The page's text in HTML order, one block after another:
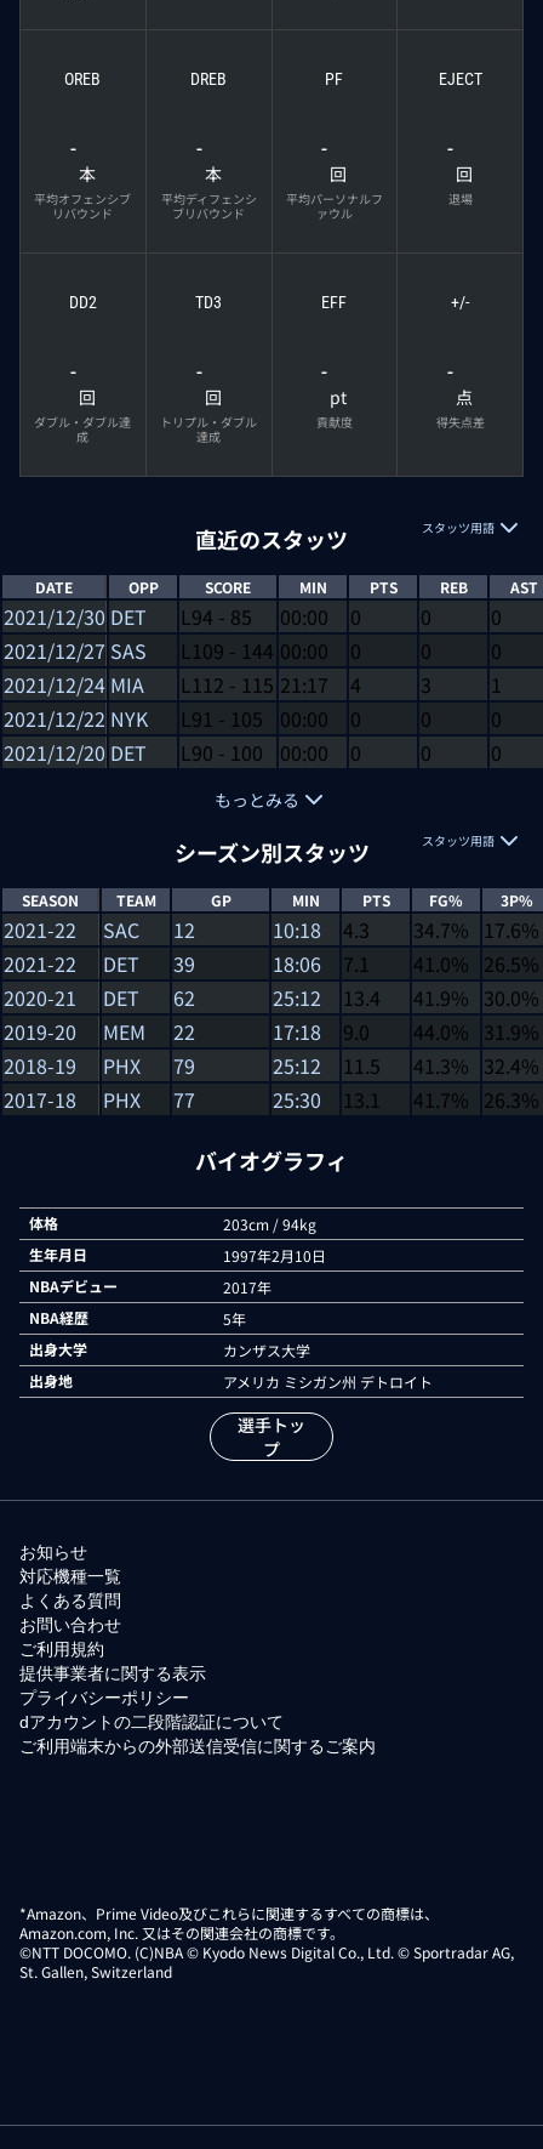
OREB
-
本
平均オフェンシブ
リバウンド
DREB
-
本
平均ディフェンシ
ブリバウンド
PF
-
回
平均パーソナルフ
ァウル
EJECT
-
回
退場
DD2
-
回
ダブル・ダブル達
成
TD3
-
回
トリプル・ダブル
達成
EFF
-
pt
貢献度
+/-
-
点
得失点差
直近のスタッツ スタッツ用語
DATE OPP SCORE MIN PTS REB AST
2021/12/30 DET L94 - 85 00:00 0 0
0
2021/12/27 SAS L109 - 144 00:00 0 0
0
2021/12/24 MIA L112 - 115 21:17 4 3
1
2021/12/22 NYK L91 - 105 00:00 0 0
0
2021/12/20 DET L90 - 100 00:00 0 0 0
もっとみる
シーズン別スタッツ スタッツ用語
SEASON TEAM GP MIN PTS FG% 3P%
2021-22 SAC 12 10:18 4.3 34.7%
17.6%
2021-22
DET 39 18:06 7.1 41.0% 26.5%
2020-21
DET 62 25:12 13.4 41.9% 30.0%
2019-20
MEM 22 17:18 9.0 44.0% 31.9%
2018-19
PHX 79 25:12 11.5 41.3% 32.4%
2017-18
PHX 77 25:30 13.1 41.7% 26.3%
バイオグラフィ
体格
203cm / 94kg
生年月日
1997年2月10日
NBAデビュー
2017年
NBA経歴
5年
出身大学
カンザス大学
出身地
アメリカ ミシガン州 デトロイト
選手トッ
プ
お知らせ
対応機種一覧
よくある質問
お問い合わせ
ご利用規約
提供事業者に関する表示
プライバシーポリシー
dアカウントの二段階認証について
ご利用端末からの外部送信受信に関するご案内
*Amazon、Prime Video及びこれらに関連するすべての商標は、
Amazon.com, Inc. 又はその関連会社の商標です。
©NTT DOCOMO. (C)NBA © Kyodo News Digital Co., Ltd. © Sportradar AG,
St. Gallen, Switzerland